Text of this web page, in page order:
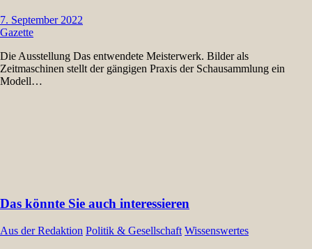
7. September 2022
Gazette
Die Ausstellung Das entwendete Meisterwerk. Bilder als
Zeitmaschinen stellt der gängigen Praxis der Schausammlung ein
Modell…
Das könnte Sie auch interessieren
Aus der Redaktion Politik & Gesellschaft Wissenswertes